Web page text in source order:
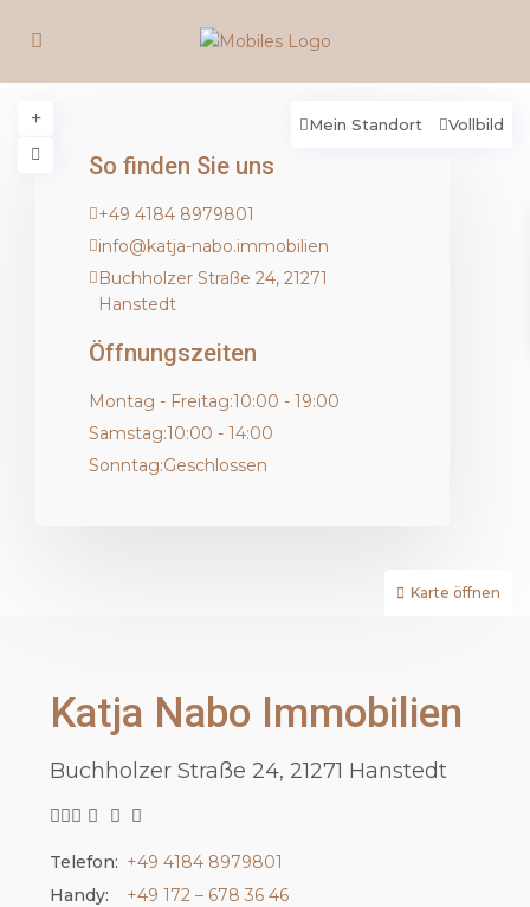
So finden Sie uns
+49 4184 8979801
info@katja-nabo.immobilien
Buchholzer Straße 24, 21271
Hanstedt
Öffnungszeiten
Montag - Freitag:10:00 - 19:00
Samstag:10:00 - 14:00
Sonntag:Geschlossen
lade...
Karte öffnen
Mein Standort Vollbild
Katja Nabo Immobilien
Buchholzer Straße 24, 21271 Hanstedt
Telefon: +49 4184 8979801
Handy:
+49 172 – 678 36 46